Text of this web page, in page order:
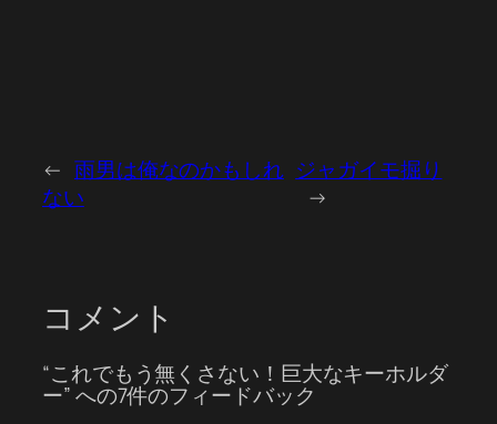
← 雨男は俺なのかもしれ
ない
ジャガイモ掘り
→
コメント
“これでもう無くさない！巨大なキーホルダ
ー” への7件のフィードバック